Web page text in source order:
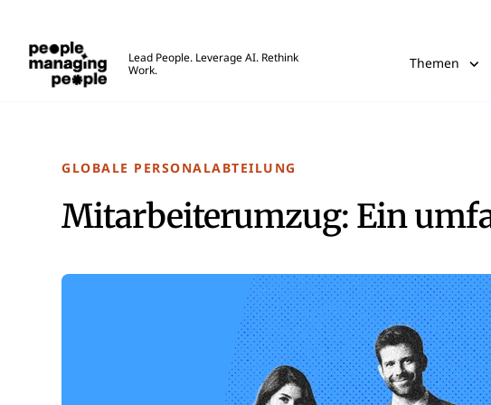
Lead People. Leverage AI. Rethink
Work.
Themen
GLOBALE PERSONALABTEILUNG
Mitarbeiterumzug: Ein